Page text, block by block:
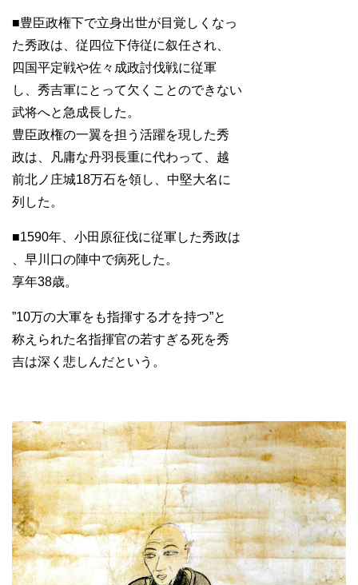
■豊臣政権下で立身出世が目覚しくなっ
た秀政は、従四位下侍従に叙任され、
四国平定戦や佐々成政討伐戦に従軍
し、秀吉軍にとって欠くことのできない
武将へと急成長した。
豊臣政権の一翼を担う活躍を現した秀
政は、凡庸な丹羽長重に代わって、越
前北ノ庄城18万石を領し、中堅大名に
列した。
■1590年、小田原征伐に従軍した秀政は
、早川口の陣中で病死した。
享年38歳。
”10万の大軍をも指揮する才を持つ”と
称えられた名指揮官の若すぎる死を秀
吉は深く悲しんだという。